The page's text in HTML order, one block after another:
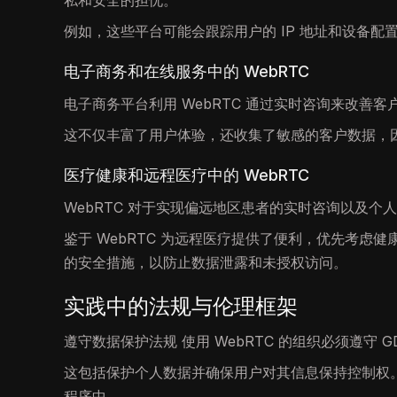
例如，这些平台可能会跟踪用户的 IP 地址和设备配
电子商务和在线服务中的 WebRTC
电子商务平台利用 WebRTC 通过实时咨询来改善客
这不仅丰富了用户体验，还收集了敏感的客户数据
医疗健康和远程医疗中的 WebRTC
WebRTC 对于实现偏远地区患者的实时咨询以及个
鉴于 WebRTC 为远程医疗提供了便利，优先考虑
的安全措施，以防止数据泄露和未授权访问。
实践中的法规与伦理框架
遵守数据保护法规 使用 WebRTC 的组织必须遵守
这包括保护个人数据并确保用户对其信息保持控制